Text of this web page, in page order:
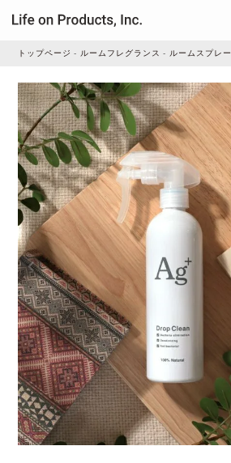
家電
家事・生活雑貨
ルームフレグランス
ビューティー
デジタル雑貨
ライト・シーリングファン
アクセサリー・消耗品
トップページ ルームフレグランス ルームスプレー